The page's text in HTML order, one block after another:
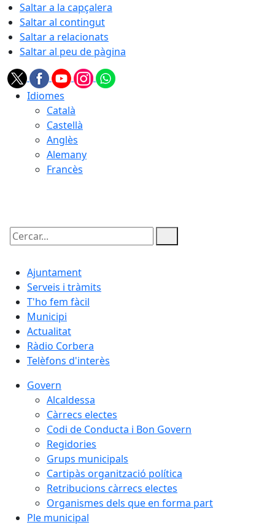
Saltar a la capçalera
Saltar al contingut
Saltar a relacionats
Saltar al peu de pàgina
Idiomes
Català
Castellà
Anglès
Alemany
Francès
Cercar:
Ajuntament
Serveis i tràmits
T'ho fem fàcil
Municipi
Actualitat
Ràdio Corbera
Telèfons d'interès
Govern
Alcaldessa
Càrrecs electes
Codi de Conducta i Bon Govern
Regidories
Grups municipals
Cartipàs organització política
Retribucions càrrecs electes
Organismes dels que en forma part
Ple municipal